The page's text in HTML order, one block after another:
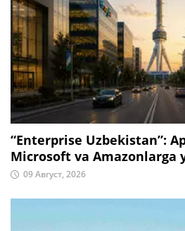
“Enterprise Uzbekistan”:
Microsoft va Amazonlarga
09 Август, 2026